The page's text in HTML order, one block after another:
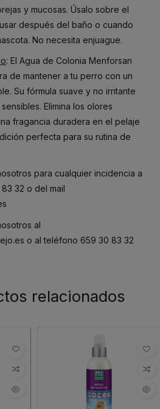
y mucosas. Úsalo sobre el
después del baño o cuando
No necesita enjuague.
: El Agua de Colonia Menforsan
de mantener a tu perro con un
Su fórmula suave y no irritante
Elimina los olores
fragancia duradera en el pelaje
perfecta para su rutina de
para cualquier incidencia a
32 o del mail
al
o al teléfono 659 30 83 32
relacionados